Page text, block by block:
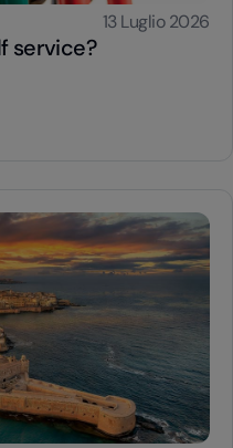
13 Luglio 2026
service?
service?